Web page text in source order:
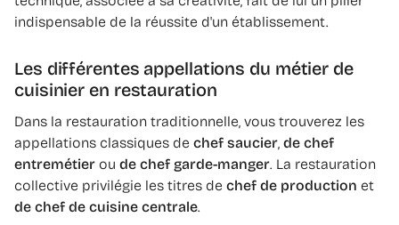
indispensable de la réussite d'un établissement.
Les différentes appellations du métier de
cuisinier en restauration
Dans la restauration traditionnelle, vous trouverez les
appellations classiques de chef saucier, de chef
entremétier ou de chef garde-manger. La restauration
collective privilégie les titres de chef de production et
de chef de cuisine centrale.